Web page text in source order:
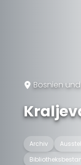
Bosnien
Archiv